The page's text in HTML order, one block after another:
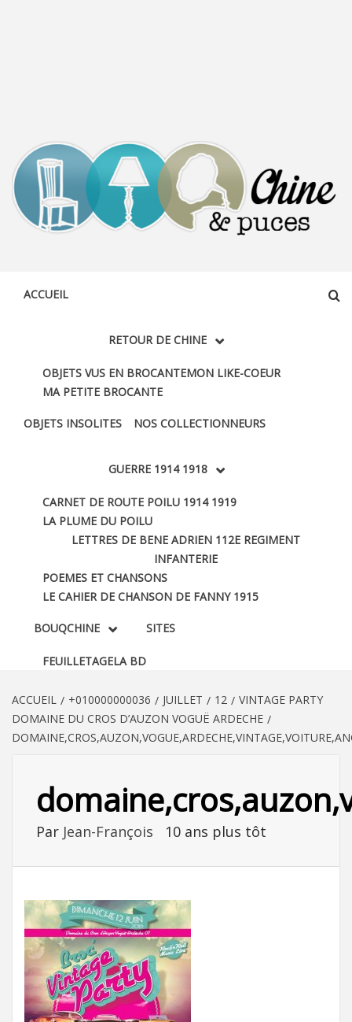
ACCUEIL
RETOUR DE CHINE
OBJETS VUS EN BROCANTEMON LIKE-COEUR
MA PETITE BROCANTE
OBJETS INSOLITES NOS COLLECTIONNEURS
GUERRE 1914 1918
CARNET DE ROUTE POILU 1914 1919
LA PLUME DU POILU
LETTRES DE BENE ADRIEN 112E REGIMENT
INFANTERIE
POEMES ET CHANSONS
LE CAHIER DE CHANSON DE FANNY 1915
BOUQCHINE
FEUILLETAGELA BD
SITES
ACCUEIL +010000000036 JUILLET 12
VINTAGE PARTY
DOMAINE DU CROS D’AUZON VOGUË ARDECHE
Par Jean-François 10 ans plus tôt